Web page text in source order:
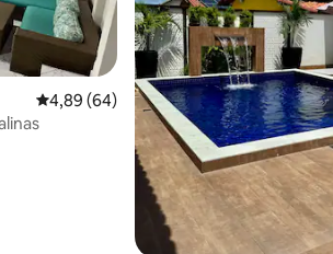
45 recensies
Gemiddelde beoordeling van 4,89 op
4,89 (64)